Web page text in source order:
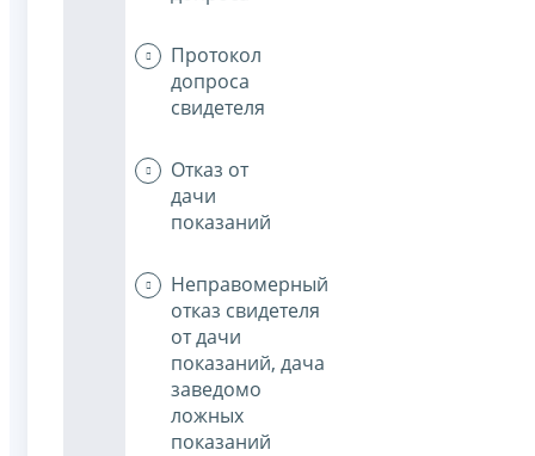
Протокол
допроса
свидетеля
Отказ от
дачи
показаний
Неправомерный
отказ свидетеля
от дачи
показаний, дача
заведомо
ложных
показаний